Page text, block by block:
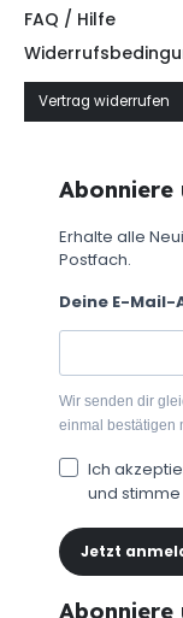
FAQ / Hilfe
Vertrag widerrufen
Abonniere
Erhalte alle
Postfach.
Deine E-Mail-
Wir senden dir
einmal bestätigen
Ich
und
Jetzt
Abonniere